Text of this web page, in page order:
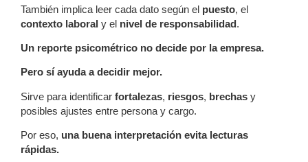
También implica leer cada dato según el puesto, el
contexto laboral y el nivel de responsabilidad.
Un reporte psicométrico no decide por la empresa.
Pero sí ayuda a decidir mejor.
Sirve para identificar fortalezas, riesgos, brechas y
posibles ajustes entre persona y cargo.
Por eso, una buena interpretación evita lecturas
rápidas.